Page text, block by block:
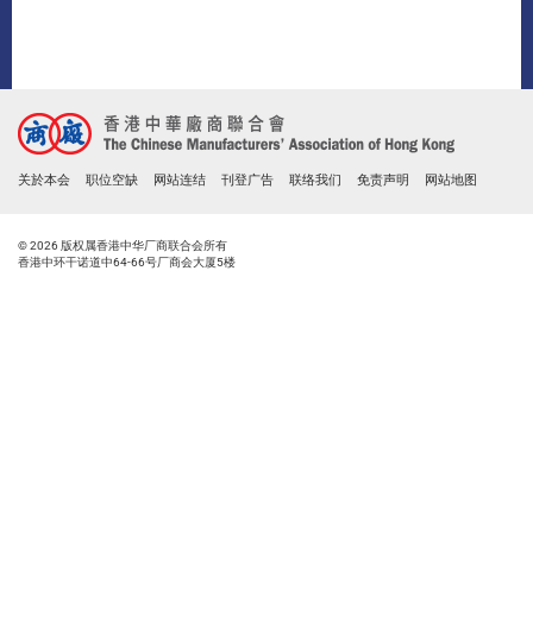
关於本会 职位空缺 网站连结 刊登广告 联络我们 免责声明 网站地图
© 2026 版权属香港中华厂商联合会所有
香港中环干诺道中64-66号厂商会大厦5楼